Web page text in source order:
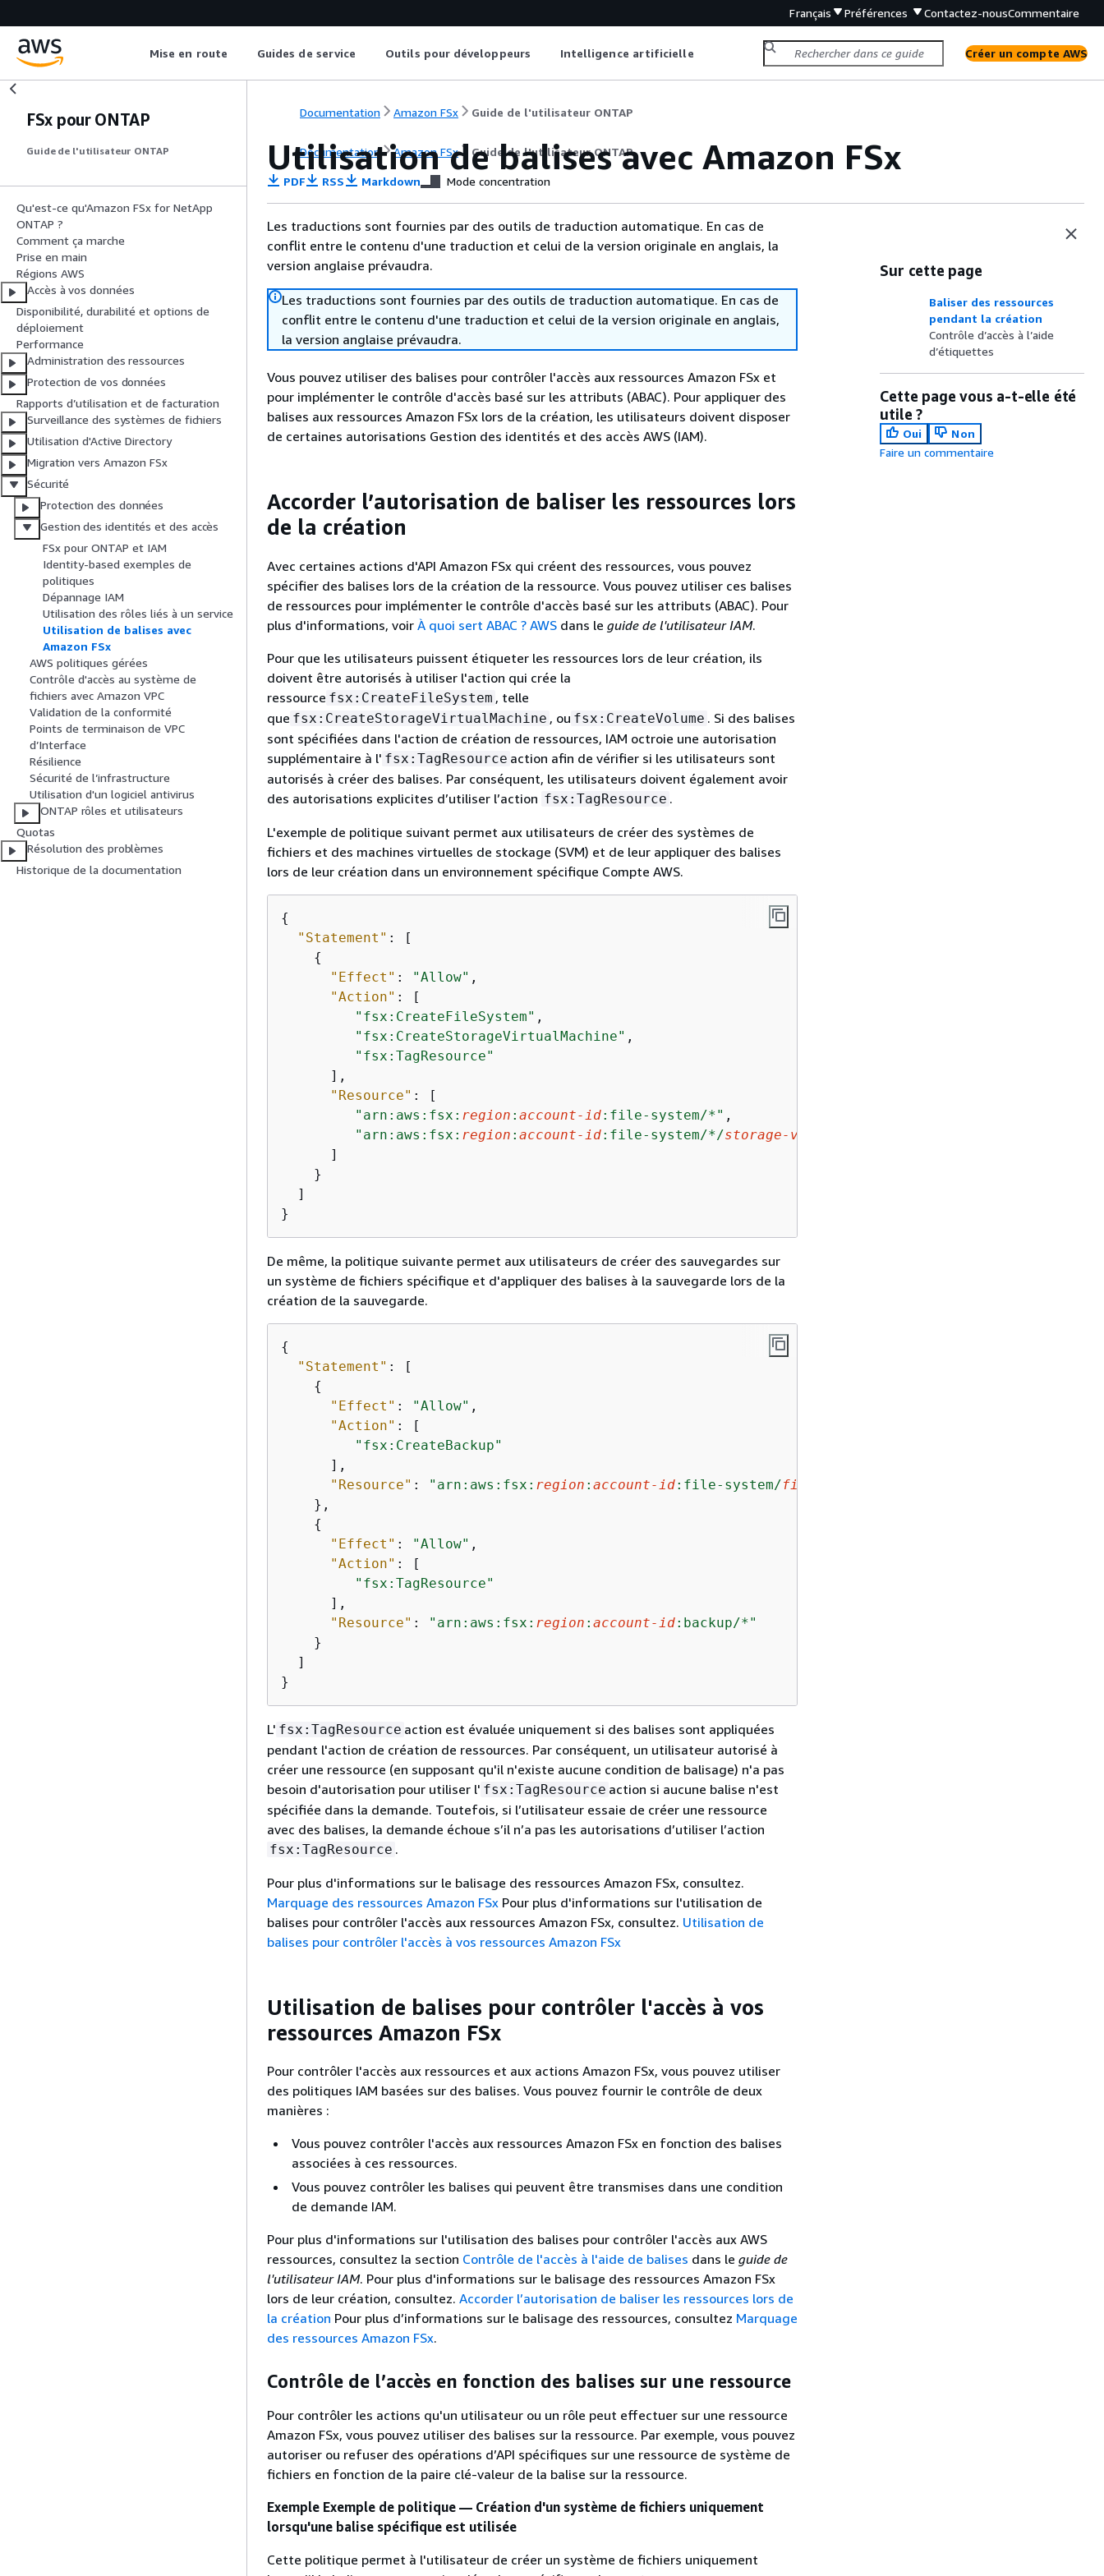
Français Préférences Contactez-nousCommentaire
Mise en route Guides de service Outils pour développeurs Intelligence artificielle Créer un compte AWS
FSx pour ONTAP
Guide de l'utilisateur ONTAP
Qu'est-ce qu'Amazon FSx for NetApp
ONTAP ?
Comment ça marche
Prise en main
Régions AWS
Accès à vos données
Disponibilité, durabilité et options de
déploiement
Performance
Administration des ressources
Protection de vos données
Rapports d’utilisation et de facturation
Surveillance des systèmes de fichiers
Utilisation d'Active Directory
Migration vers Amazon FSx
Sécurité
Protection des données
Gestion des identités et des accès
FSx pour ONTAP et IAM
Identity-based exemples de
politiques
Dépannage IAM
Utilisation des rôles liés à un service
Utilisation de balises avec
Amazon FSx
AWS politiques gérées
Contrôle d'accès au système de
fichiers avec Amazon VPC
Validation de la conformité
Points de terminaison de VPC
d’Interface
Résilience
Sécurité de l’infrastructure
Utilisation d'un logiciel antivirus
ONTAP rôles et utilisateurs
Quotas
Résolution des problèmes
Historique de la documentation
Documentation Amazon FSx Guide de l'utilisateur ONTAP
Documentation Amazon FSx Guide de l'utilisateur ONTAP
Utilisation de balises avec Amazon FSx
PDF RSS Markdown Mode concentration
Les traductions sont fournies par des outils de traduction automatique. En cas de
conflit entre le contenu d'une traduction et celui de la version originale en anglais, la
version anglaise prévaudra.
Les traductions sont fournies par des outils de traduction automatique. En cas de
conflit entre le contenu d'une traduction et celui de la version originale en anglais,
la version anglaise prévaudra.
Vous pouvez utiliser des balises pour contrôler l'accès aux ressources Amazon FSx et
pour implémenter le contrôle d'accès basé sur les attributs (ABAC). Pour appliquer des
balises aux ressources Amazon FSx lors de la création, les utilisateurs doivent disposer
de certaines autorisations Gestion des identités et des accès AWS (IAM).
Accorder l’autorisation de baliser les ressources lors
de la création
Avec certaines actions d'API Amazon FSx qui créent des ressources, vous pouvez
spécifier des balises lors de la création de la ressource. Vous pouvez utiliser ces balises
de ressources pour implémenter le contrôle d'accès basé sur les attributs (ABAC). Pour
plus d'informations, voir À quoi sert ABAC ? AWS dans le guide de l'utilisateur IAM.
Pour que les utilisateurs puissent étiqueter les ressources lors de leur création, ils
doivent être autorisés à utiliser l'action qui crée la
ressource fsx:CreateFileSystem , telle
que fsx:CreateStorageVirtualMachine , ou fsx:CreateVolume . Si des balises
sont spécifiées dans l'action de création de ressources, IAM octroie une autorisation
supplémentaire à l' fsx:TagResource action afin de vérifier si les utilisateurs sont
autorisés à créer des balises. Par conséquent, les utilisateurs doivent également avoir
des autorisations explicites d’utiliser l’action fsx:TagResource .
L'exemple de politique suivant permet aux utilisateurs de créer des systèmes de
fichiers et des machines virtuelles de stockage (SVM) et de leur appliquer des balises
lors de leur création dans un environnement spécifique Compte AWS.
{
"Statement" : [
{
"Effect" : "Allow" ,
"Action" : [
"fsx:CreateFileSystem" ,
"fsx:CreateStorageVirtualMachine" ,
"fsx:TagResource"
      ],
"Resource" : [
"arn:aws:fsx: region : account-id:file-system/*" ,
"arn:aws:fsx: region : account-id:file-system/*/storage-virtual-machine
      ]
    }
  ]
}
De même, la politique suivante permet aux utilisateurs de créer des sauvegardes sur
un système de fichiers spécifique et d'appliquer des balises à la sauvegarde lors de la
création de la sauvegarde.
{
"Statement" : [
{
"Effect" : "Allow" ,
"Action" : [
"fsx:CreateBackup"
      ],
"Resource" : "arn:aws:fsx: region : account-id:file-system/file-system-id
    },
{
"Effect" : "Allow" ,
"Action" : [
"fsx:TagResource"
      ],
"Resource" : "arn:aws:fsx: region : account-id:backup/*"
    }
  ]
}
L' fsx:TagResource action est évaluée uniquement si des balises sont appliquées
pendant l'action de création de ressources. Par conséquent, un utilisateur autorisé à
créer une ressource (en supposant qu'il n'existe aucune condition de balisage) n'a pas
besoin d'autorisation pour utiliser l' fsx:TagResource action si aucune balise n'est
spécifiée dans la demande. Toutefois, si l’utilisateur essaie de créer une ressource
avec des balises, la demande échoue s’il n’a pas les autorisations d’utiliser l’action
fsx:TagResource .
Pour plus d'informations sur le balisage des ressources Amazon FSx, consultez.
Marquage des ressources Amazon FSx Pour plus d'informations sur l'utilisation de
balises pour contrôler l'accès aux ressources Amazon FSx, consultez. Utilisation de
balises pour contrôler l'accès à vos ressources Amazon FSx
Utilisation de balises pour contrôler l'accès à vos
ressources Amazon FSx
Pour contrôler l'accès aux ressources et aux actions Amazon FSx, vous pouvez utiliser
des politiques IAM basées sur des balises. Vous pouvez fournir le contrôle de deux
manières :
Vous pouvez contrôler l'accès aux ressources Amazon FSx en fonction des balises
associées à ces ressources.
Vous pouvez contrôler les balises qui peuvent être transmises dans une condition
de demande IAM.
Pour plus d'informations sur l'utilisation des balises pour contrôler l'accès aux AWS
ressources, consultez la section Contrôle de l'accès à l'aide de balises dans le guide de
l'utilisateur IAM. Pour plus d'informations sur le balisage des ressources Amazon FSx
lors de leur création, consultez. Accorder l’autorisation de baliser les ressources lors de
la création Pour plus d’informations sur le balisage des ressources, consultez Marquage
des ressources Amazon FSx.
Contrôle de l’accès en fonction des balises sur une ressource
Pour contrôler les actions qu'un utilisateur ou un rôle peut effectuer sur une ressource
Amazon FSx, vous pouvez utiliser des balises sur la ressource. Par exemple, vous pouvez
autoriser ou refuser des opérations d’API spécifiques sur une ressource de système de
fichiers en fonction de la paire clé-valeur de la balise sur la ressource.
Exemple Exemple de politique — Création d'un système de fichiers uniquement
lorsqu'une balise spécifique est utilisée
Cette politique permet à l'utilisateur de créer un système de fichiers uniquement
Sur cette page
Baliser des ressources
pendant la création
Contrôle d’accès à l’aide
d’étiquettes
Cette page vous a-t-elle été
utile ?
Oui
Non
Faire un commentaire